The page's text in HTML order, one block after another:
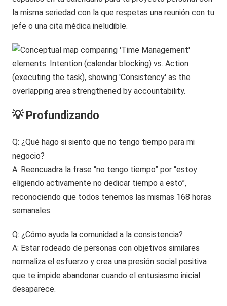
la misma seriedad con la que respetas una reunión con tu
jefe o una cita médica ineludible.
💡 Profundizando
Q: ¿Qué hago si siento que no tengo tiempo para mi
negocio?
A: Reencuadra la frase “no tengo tiempo” por “estoy
eligiendo activamente no dedicar tiempo a esto”,
reconociendo que todos tenemos las mismas 168 horas
semanales.
Q: ¿Cómo ayuda la comunidad a la consistencia?
A: Estar rodeado de personas con objetivos similares
normaliza el esfuerzo y crea una presión social positiva
que te impide abandonar cuando el entusiasmo inicial
desaparece.